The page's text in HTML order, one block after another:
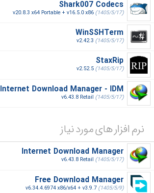
Shark007 Codecs
v20.8.3 x64 Portable + v16.5.0 x86 (1405/5/17)
WinSSHTerm
v2.42.3 (1405/5/17)
StaxRip
v2.52.5 (1405/5/17)
Internet Download Manager - IDM
v6.43.8 Retail (1405/5/17)
نرم افزار های مورد نیاز
Internet Download Manager
v6.43.8 Retail (1405/5/17)
Free Download Manager
v6.34.4.6974 x86/x64 + v3.9.7 (1405/5/9)